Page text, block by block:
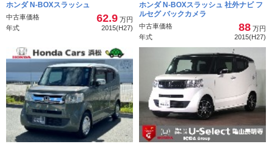
ホンダ N-BOXスラッシュ
中古車価格 62.9 万円
年式
2015(H27)
ホンダ N-BOXスラッシュ 社外ナビ フ
ルセグ バックカメラ
中古車価格 88 万円
年式
2015(H27)